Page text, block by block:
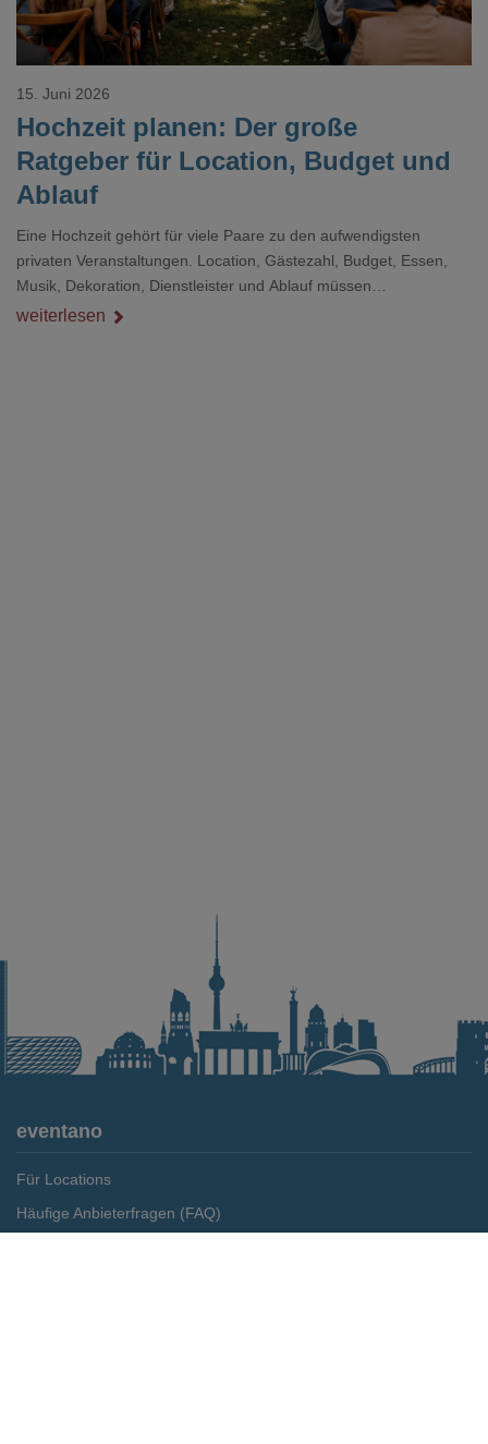
Hochzeit planen: Der große
Ratgeber für Location, Budget und
Ablauf
15. Juni 2026
Eine Hochzeit gehört für viele Paare zu den aufwendigsten
privaten Veranstaltungen. Location, Gästezahl, Budget, Essen,
Musik, Dekoration, Dienstleister und Ablauf müssen
zusammenpassen, damit der Tag gut organisiert ist und trotzdem
weiterlesen
eventano
Für Locations
Häufige Anbieterfragen (FAQ)